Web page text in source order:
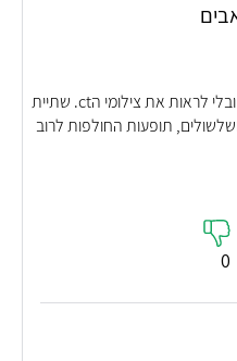
קשה לייעץ כאן ללא בדיקה גופנית ובלי לראות את צילומי הct. שתיית
תופעות החולפות לרוב
0